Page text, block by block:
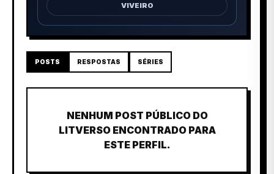
VIVEIRO
POSTS RESPOSTAS SÉRIES
NENHUM POST PÚBLICO DO
LITVERSO ENCONTRADO PARA
ESTE PERFIL.